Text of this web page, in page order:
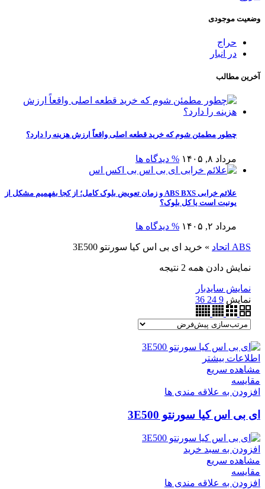
وضعیت موجودی
حراج
در انبار
آخرین مطالب
چطور مطمئن شوم که خرید قطعه اصلی واقعاً ارزش هزینه را دارد؟
مرداد ۸, ۱۴۰۵ % دیدگاه ها
علائم خرابی ABS BXS و زمان تعویض بلوک کامل؛ از کجا بفهمیم مشکل از
یونیت است یا کل بلوک؟
مرداد ۲, ۱۴۰۵ % دیدگاه ها
ABS اتحاد » خرید ای بی اس کیا سورنتو 3E500
نمایش دادن همه 2 نتیجه
نمایش سایدبار
نمایش 9
24
36
اطلاعات بیشتر
مشاهده سریع
مقایسه
افزودن به علاقه مندی ها
ای بی اس کیا سورنتو 3E500
افزودن به سبد خرید
مشاهده سریع
مقایسه
افزودن به علاقه مندی ها